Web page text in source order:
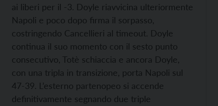
ai liberi per il -3. Doyle riavvicina ulteriormente
Napoli e poco dopo firma il sorpasso,
costringendo Cancellieri al timeout. Doyle
continua il suo momento con il sesto punto
consecutivo, Totè schiaccia e ancora Doyle,
con una tripla in transizione, porta Napoli sul
47-39. L’esterno partenopeo si accende
definitivamente segnando due triple